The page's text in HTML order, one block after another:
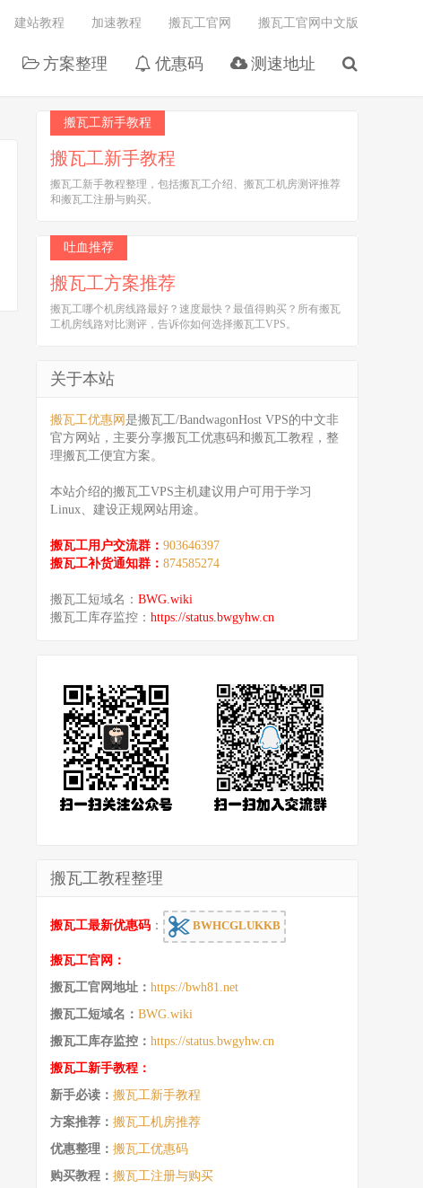
方案整理 优惠码 测速地址
建站教程 加速教程 搬瓦工官网 搬瓦工官网中文版
搬瓦工新手教程
搬瓦工新手教程
搬瓦工新手教程整理，包括搬瓦工介绍、搬瓦工机房测评推荐
和搬瓦工注册与购买。
吐血推荐
搬瓦工方案推荐
搬瓦工哪个机房线路最好？速度最快？最值得购买？所有搬瓦
工机房线路对比测评，告诉你如何选择搬瓦工VPS。
关于本站
搬瓦工优惠网 是搬瓦工/BandwagonHost VPS的中文非
官方网站，主要分享搬瓦工优惠码和搬瓦工教程，整
理搬瓦工便宜方案。
本站介绍的搬瓦工VPS主机建议用户可用于学习
Linux、建设正规网站用途。
搬瓦工用户交流群： 903646397
搬瓦工补货通知群： 874585274
搬瓦工短域名： BWG.wiki
搬瓦工库存监控： https://status.bwgyhw.cn
搬瓦工教程整理
搬瓦工最新优惠码 ： BWHCGLUKKB
搬瓦工官网：
搬瓦工官网地址： https://bwh81.net
搬瓦工短域名： BWG.wiki
搬瓦工库存监控： https://status.bwgyhw.cn
搬瓦工新手教程：
新手必读： 搬瓦工新手教程
方案推荐： 搬瓦工机房推荐
优惠整理： 搬瓦工优惠码
购买教程： 搬瓦工注册与购买